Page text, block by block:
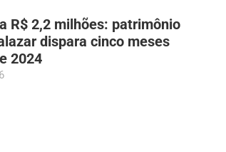
R$ 2,2 milhões: patrimônio
dispara cinco meses
2024